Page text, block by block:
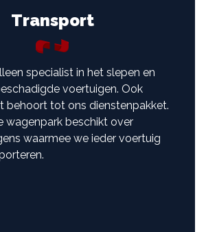
Transport
specialist in het slepen en
voertuigen. Ook
behoort tot ons dienstenpakket.
wagenpark beschikt over
waarmee we ieder voertuig